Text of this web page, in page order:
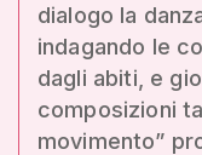
dialogo la
indagando le
dagli abiti, e
composizioni
movimento”